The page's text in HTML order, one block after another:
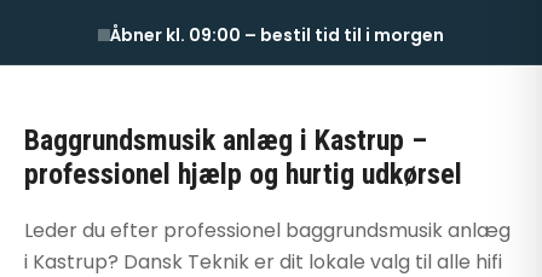
Åbner kl. 09:00 – bestil tid til i morgen
Baggrundsmusik anlæg i Kastrup –
professionel hjælp og hurtig udkørsel
Leder du efter professionel baggrundsmusik anlæg
i Kastrup? Dansk Teknik er dit lokale valg til alle hifi